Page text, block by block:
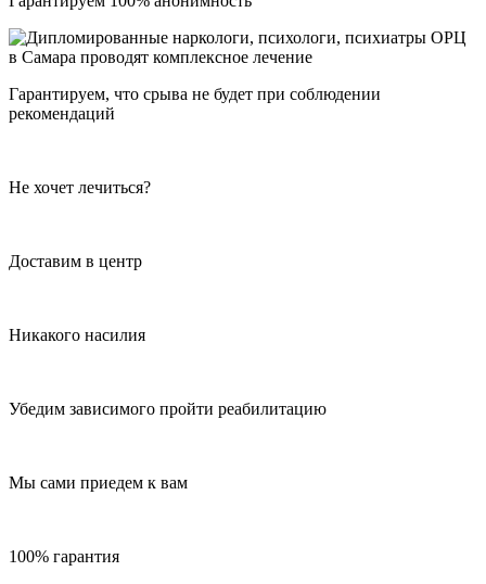
Гарантируем, что срыва не будет при соблюдении
рекомендаций
Не хочет лечиться?
Доставим в центр
Никакого насилия
Убедим зависимого пройти реабилитацию
Мы сами приедем к вам
100% гарантия